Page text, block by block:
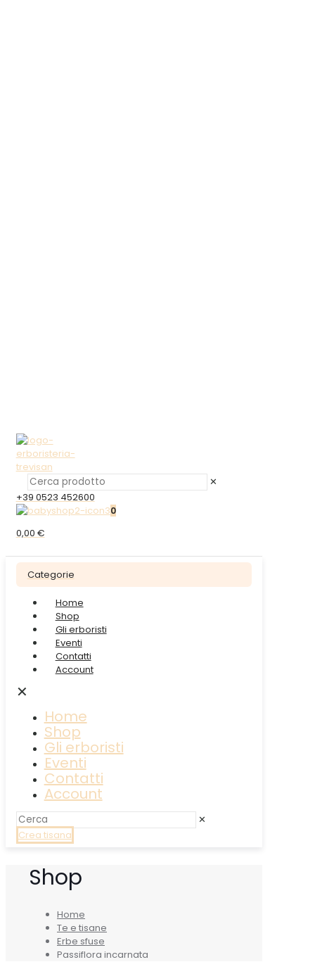
✕
+39 0523 452600
0
0,00 €
Categorie
Home
Shop
Gli erboristi
Eventi
Contatti
Account
✕
Home
Shop
Gli erboristi
Eventi
Contatti
Account
✕
Crea tisana
Shop
Home
Te e tisane
Erbe sfuse
Passiflora incarnata